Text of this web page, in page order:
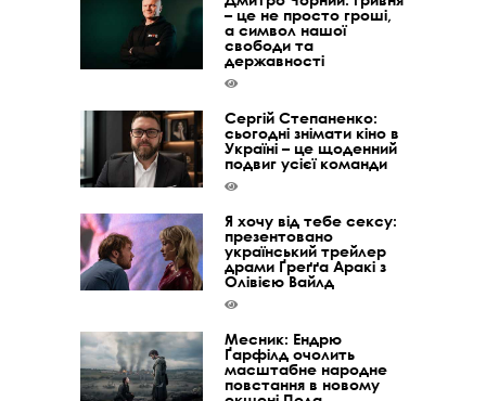
– це не просто гроші,
а символ нашої
свободи та
державності
Сергій Степаненко:
сьогодні знімати кіно в
Україні – це щоденний
подвиг усієї команди
Я хочу від тебе сексу:
презентовано
український трейлер
драми Ґреґґа Аракі з
Олівією Вайлд
Месник: Ендрю
Ґарфілд очолить
масштабне народне
повстання в новому